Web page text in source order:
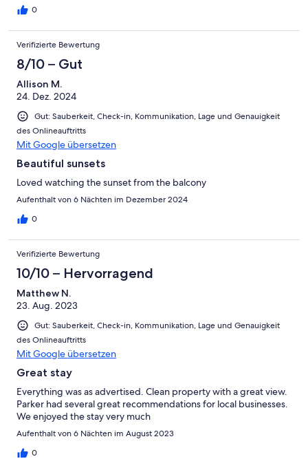
0
Verifizierte Bewertung
8/10 – Gut
Allison M.
24. Dez. 2024
Gut: Sauberkeit, Check-in, Kommunikation, Lage und Genauigkeit
des Onlineauftritts
Mit Google übersetzen
Beautiful sunsets
Loved watching the sunset from the balcony
Aufenthalt von 6 Nächten im Dezember 2024
0
Verifizierte Bewertung
10/10 – Hervorragend
Matthew N.
23. Aug. 2023
Gut: Sauberkeit, Check-in, Kommunikation, Lage und Genauigkeit
des Onlineauftritts
Mit Google übersetzen
Great stay
Everything was as advertised. Clean property with a great view.
Parker had several great recommendations for local businesses.
We enjoyed the stay very much
Aufenthalt von 6 Nächten im August 2023
0